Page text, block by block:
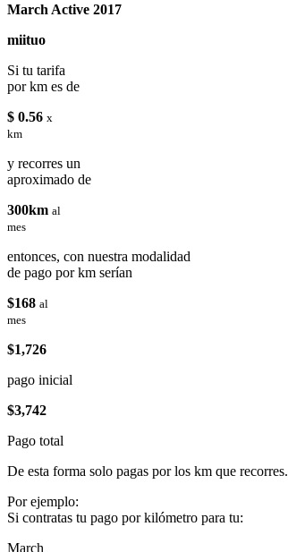
March Active 2017
miituo
Si tu tarifa
por km es de
$ 0.56 x
km
y recorres un
aproximado de
300km al
mes
entonces, con nuestra modalidad
de pago por km serían
$168 al
mes
$1,726
pago inicial
$3,742
Pago total
De esta forma solo pagas por los km que recorres.
Por ejemplo:
Si contratas tu pago por kilómetro para tu:
March